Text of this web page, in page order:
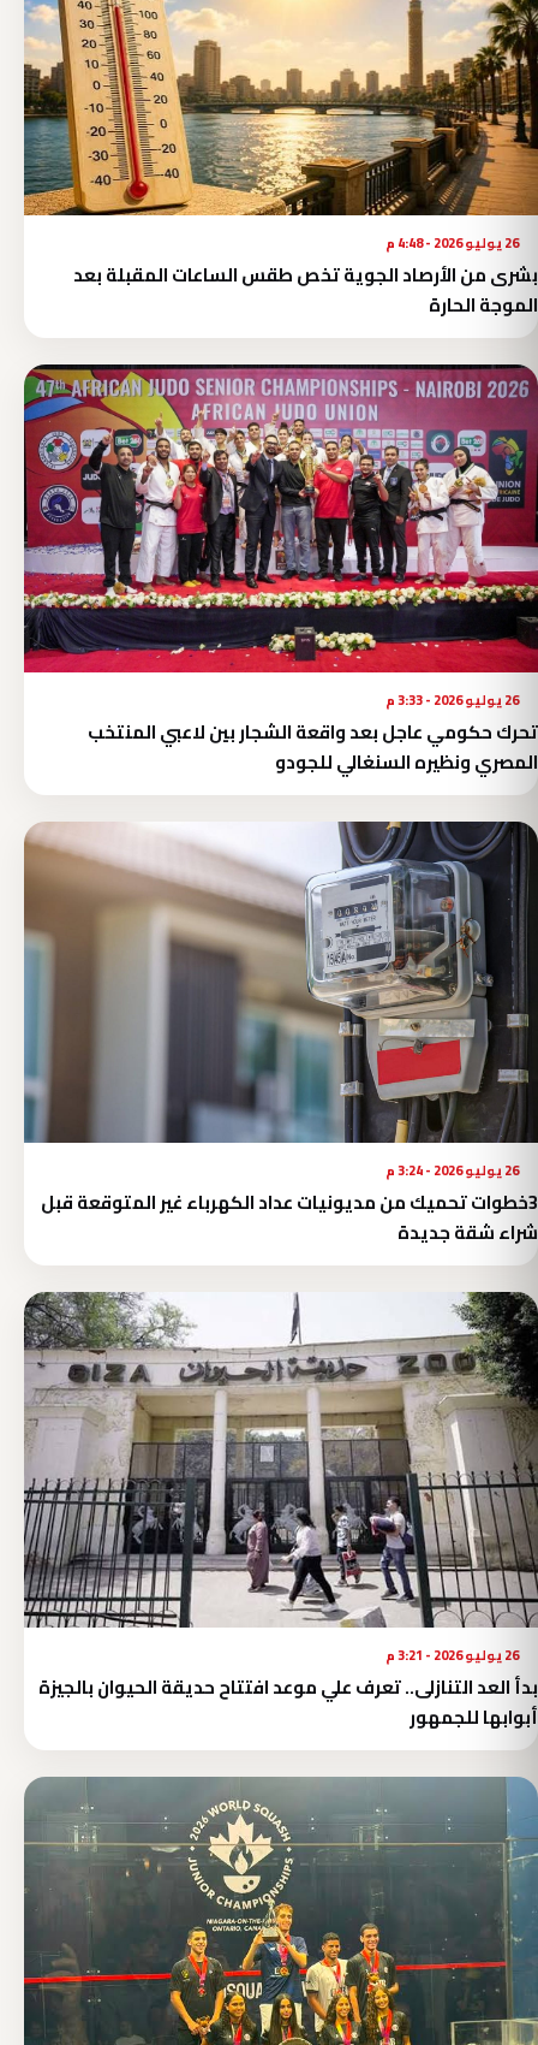
26 يوليو 2026 - 4:48 م
بشرى من الأرصاد الجوية تخص طقس الساعات المقبلة بعد
الموجة الحارة
26 يوليو 2026 - 3:33 م
تحرك حكومي عاجل بعد واقعة الشجار بين لاعبي المنتخب
المصري ونظيره السنغالي للجودو
26 يوليو 2026 - 3:24 م
3خطوات تحميك من مديونيات عداد الكهرباء غير المتوقعة قبل
شراء شقة جديدة
26 يوليو 2026 - 3:21 م
بدأ العد التنازلى.. تعرف علي موعد افتتاح حديقة الحيوان بالجيزة
أبوابها للجمهور